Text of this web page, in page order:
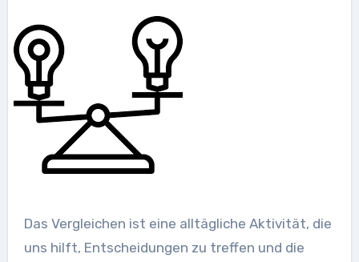
Das Vergleichen ist eine alltägliche Aktivität, die
uns hilft, Entscheidungen zu treffen und die